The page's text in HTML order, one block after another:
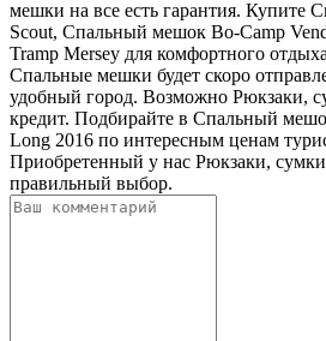
мешки на все есть гарантия. Купите
Scout, Спальный мешок Bo-Camp
Tramp Mersey для комфортного
Спальные мешки будет скоро
удобный город. Возможно Рюкзаки,
кредит. Подбирайте в Спальный
Long 2016 по интересным ценам
Приобретенный у нас Рюкзаки,
правильный выбор.